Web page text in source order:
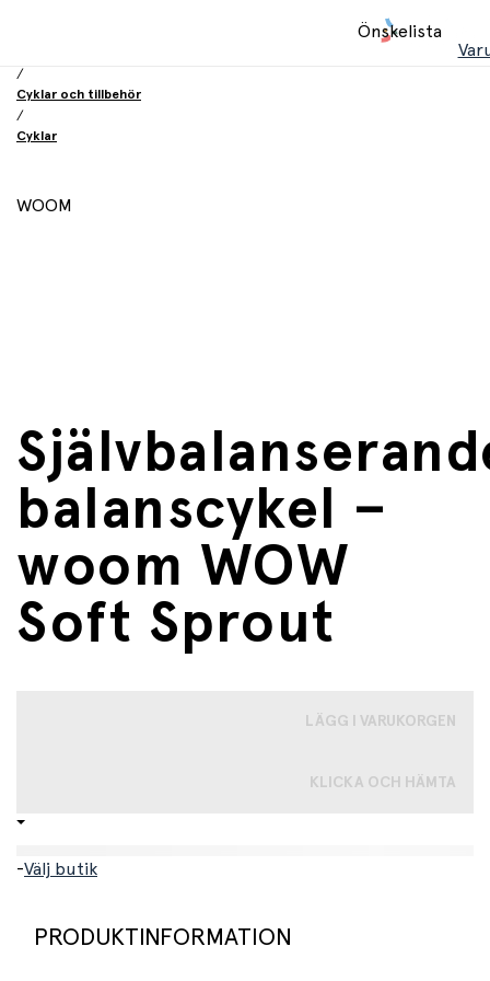
Önskelista
/
Cyklar och tillbehör
/
Cyklar
WOOM
balanscykel –
woom WOW
Soft Sprout
LÄGG I VARUKORGEN
KLICKA OCH HÄMTA
-Välj butik
PRODUKTINFORMATION